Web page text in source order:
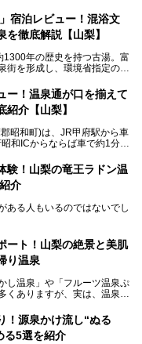
宿泊レビュー！混浴文
徹底解説【山梨】
年の歴史を持つ古湯。富
を形成し、環境省指定の国
国時代に武田信玄公も療養
大の特徴は、令和の現代にお
女の分け隔て一切無く温泉
舘」では本来あるべき混浴
べきでしょう。
る「かくし湯大岩風呂」をは
」を中心に「古湯坊 源泉
ー！温泉通が口を揃えて
介【山梨】
昭和町)は、JR甲府駅から車
和ICからならば車で約1分の
ら宿泊可能です。
もの”でしょう。自家源泉を
にサッパリ爽快。日帰り入浴
ファンがこの温泉を求めて
的ですが、ここは本物の極上
クオリティです。
泉通が口を揃えて絶賛する神
す！
験！山梨の竜王ラドン温
介
ある人もいるのではないでし
験が日帰りでできる温浴施設
PR】
のPRレポート記事です。
ート！山梨の絶景と美肌
り温泉
し温泉」や「フルーツ温泉ぷ
くありますが、実は、温泉マ
温泉」も、そのひとつ。温泉
活かしたグルメも堪能できま
！源泉かけ流し“ぬる
る5選を紹介